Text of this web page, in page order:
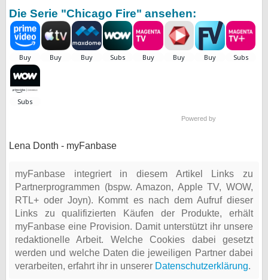
Die Serie "Chicago Fire" ansehen:
Powered by
Lena Donth - myFanbase
myFanbase integriert in diesem Artikel Links zu
Partnerprogrammen (bspw. Amazon, Apple TV, WOW,
RTL+ oder Joyn). Kommt es nach dem Aufruf dieser
Links zu qualifizierten Käufen der Produkte, erhält
myFanbase eine Provision. Damit unterstützt ihr unsere
redaktionelle Arbeit. Welche Cookies dabei gesetzt
werden und welche Daten die jeweiligen Partner dabei
verarbeiten, erfahrt ihr in unserer Datenschutzerklärung.